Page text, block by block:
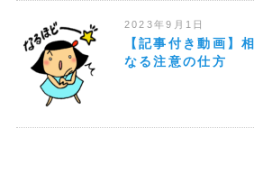
2023年9月1日
【記事付き動画】
なる注意の仕方